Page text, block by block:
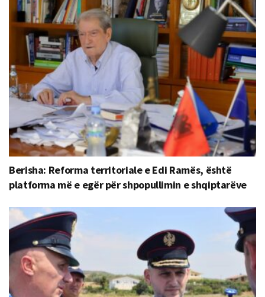
Berisha: Reforma territoriale e Edi Ramës, është
platforma më e egër për shpopullimin e shqiptarëve